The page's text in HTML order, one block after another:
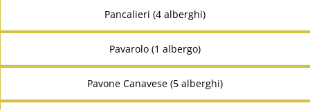
Pancalieri (4 alberghi)
Pavarolo (1 albergo)
Pavone Canavese (5 alberghi)